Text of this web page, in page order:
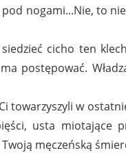
nogami...Nie, to
cicho ten
postępować.
Ci towarzyszyli w
usta miotające
męczeńską